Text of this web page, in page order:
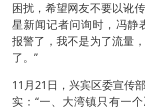
困扰，希望网友不要以讹
星新闻记者问询时，冯静
报警了，我不是为了流量
了。”
11月21日，兴宾区委宣传
实：“一、大湾镇只有一